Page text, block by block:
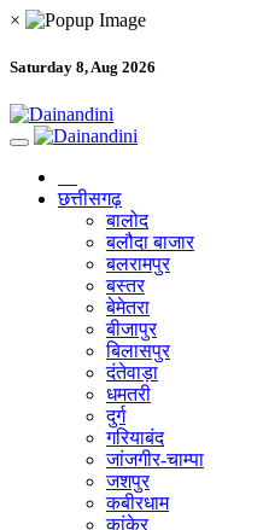
×
Saturday 8, Aug 2026
छत्तीसगढ़
बालोद
बलौदा बाजार
बलरामपुर
बस्तर
बेमेतरा
बीजापुर
बिलासपुर
दंतेवाड़ा
धमतरी
दुर्ग
गरियाबंद
जांजगीर-चाम्पा
जशपुर
कबीरधाम
कांकेर